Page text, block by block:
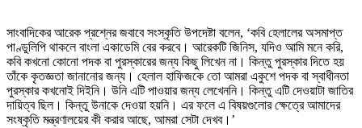
সাংবাদিকের আরেক প্রশ্নের জবাবে সংস্কৃতি উপদেষ্টা বলেন, ‘কবি হেলালের অসমাপ্ত
পাণ্ডুলিপি থাকলে বাংলা একাডেমি বের করবে। আরেকটি জিনিস, যদিও আমি মনে করি,
কবি কখনো কোনো পদক বা পুরস্কারের জন্য কিছু লিখেন না। কিন্তু পুরস্কার দিতে হয়
তাঁকে কৃতজ্ঞতা জানানোর জন্য। হেলাল হাফিজকে তো আমরা একুশে পদক বা স্বাধীনতা
পুরস্কার কখনোই দিইনি। উনি এটি পাওয়ার জন্য লেখেননি। কিন্তু এটি দেওয়াটা জাতির
দায়িত্ব ছিল। কিন্তু উনাকে দেওয়া হয়নি। এর ফলে এ বিষয়গুলোর ক্ষেত্রে আমাদের
সংষ্কৃতি মন্ত্রণালয়ের কী করার আছে, আমরা সেটা দেখব।’